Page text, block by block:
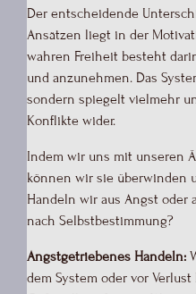
Der entscheidende
Ansätzen liegt in der
wahren Freiheit besteht
und anzunehmen. Das
sondern spiegelt vielmehr
Konflikte wider.
Indem wir uns mit unseren
können wir sie überwinden
Handeln wir aus Angst oder
nach Selbstbestimmung?
Angstgetriebenes Handeln:
dem System oder vor